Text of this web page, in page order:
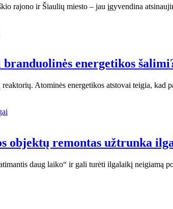
rajono ir Šiaulių miesto – jau įgyvendina
energetikos
Atominės energetikos atstovai teigia, kad
objektų remontas užtrunka
daug laiko“ ir gali turėti ilgalaikį neigiamą